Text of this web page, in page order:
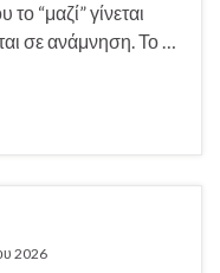
“μαζί” γίνεται
σε ανάμνηση. Το …
2026